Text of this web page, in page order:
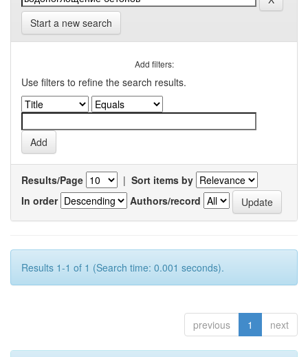
Start a new search
Add filters:
Use filters to refine the search results.
Results/Page | Sort items by
In order
Authors/record
Results 1-1 of 1 (Search time: 0.001 seconds).
previous 1 next